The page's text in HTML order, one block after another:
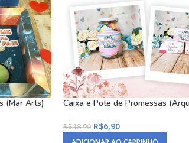
(Mar Arts) Caixa e Pote de Promessas
R$18,90 R$6,90